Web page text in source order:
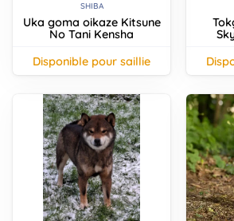
SHIBA
Uka goma oikaze Kitsune
No Tani Kensha
disponible pour saillie